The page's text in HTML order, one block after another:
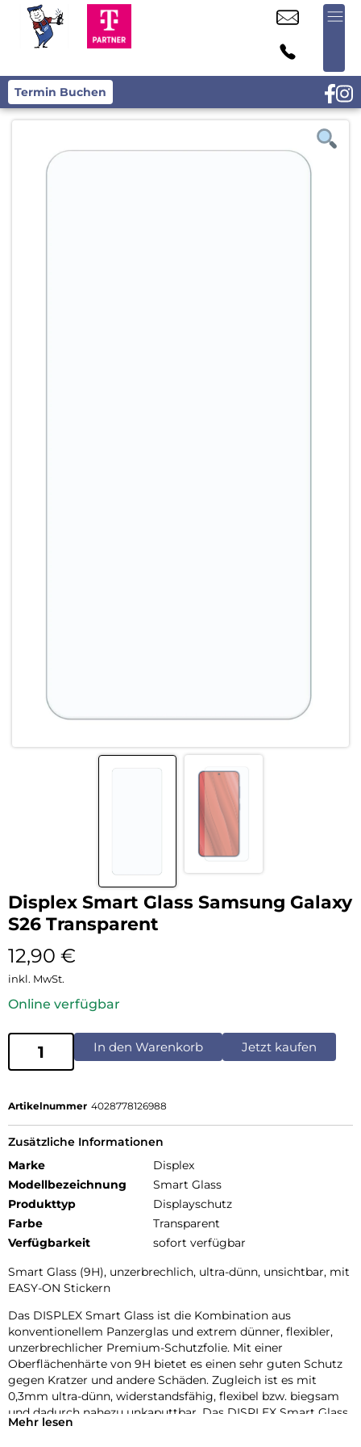
Termin Buchen
Displex Smart Glass Samsung Galaxy
S26 Transparent
12,90 €
inkl. MwSt.
Online verfügbar
In den Warenkorb Jetzt kaufen
Artikelnummer 4028778126988
Zusätzliche Informationen
Marke
Displex
Modellbezeichnung
Smart Glass
Produkttyp
Displayschutz
Farbe
Transparent
Verfügbarkeit
sofort verfügbar
Smart Glass (9H), unzerbrechlich, ultra-dünn, unsichtbar, mit
EASY-ON Stickern
Das DISPLEX Smart Glass ist die Kombination aus
konventionellem Panzerglas und extrem dünner, flexibler,
unzerbrechlicher Premium-Schutzfolie. Mit einer
Oberflächenhärte von 9H bietet es einen sehr guten Schutz
gegen Kratzer und andere Schäden. Zugleich ist es mit
0,3mm ultra-dünn, widerstandsfähig, flexibel bzw. biegsam
und dadurch nahezu unkaputtbar. Das DISPLEX Smart Glass
wird mit modernster Lasertechnologie in unserer
Mehr lesen